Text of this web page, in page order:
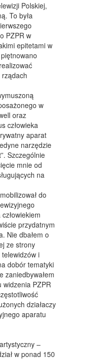
Polskiej,
To była
PZPR w
epitetami w
w
oraz
człowieka
aparat
narzędzie
Szczególnie
mnie od
na
do
przydatnym
Nie dbałem o
ze strony
i
dobór tematyki
zaniedbywałem
widzenia PZPR
działaczy
aparatu
–
w ponad 150